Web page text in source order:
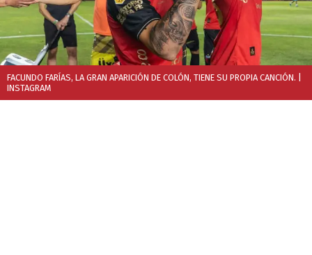
FACUNDO FARÍAS, LA GRAN APARICIÓN DE COLÓN, TIENE SU PROPIA CANCIÓN.
INSTAGRAM